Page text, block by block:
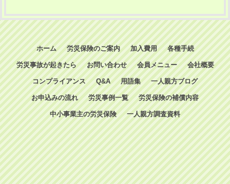
ホーム 労災保険のご案内 加入費用 各種手続
労災事故が起きたら お問い合わせ 会員メニュー 会社概要
コンプライアンス Q&A 用語集 一人親方ブログ
お申込みの流れ 労災事例一覧 労災保険の補償内容
中小事業主の労災保険 一人親方調査資料